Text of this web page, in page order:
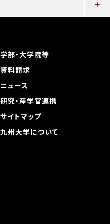
学部・大学院等
資料請求
ニュース
研究・産学官連携
サイトマップ
九州大学について